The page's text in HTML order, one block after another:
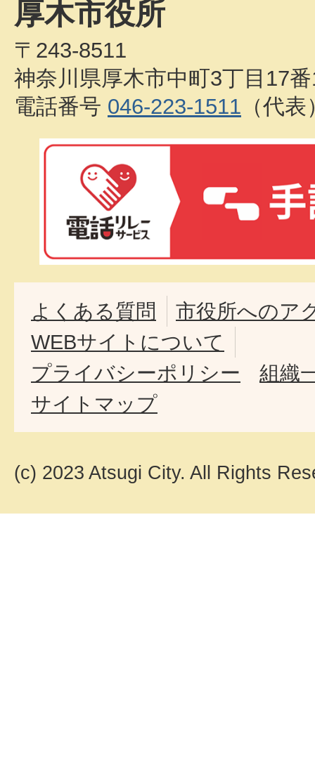
厚木市役所
〒243-8511
神奈川県厚木市中町3丁目17
電話番号 046-223-1511 （代表
よくある質問
市役所へのア
WEBサイトについて
プライバシーポリシー
組織
サイトマップ
(c) 2023 Atsugi City. All Rights